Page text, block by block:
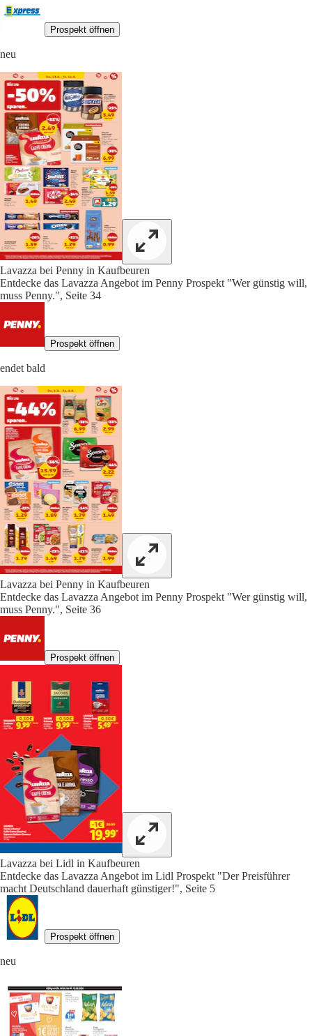
Prospekt öffnen
neu
Lavazza bei Penny in Kaufbeuren
Entdecke das Lavazza Angebot im Penny Prospekt "Wer günstig will,
muss Penny.", Seite 34
Prospekt öffnen
endet bald
Lavazza bei Penny in Kaufbeuren
Entdecke das Lavazza Angebot im Penny Prospekt "Wer günstig will,
muss Penny.", Seite 36
Prospekt öffnen
Lavazza bei Lidl in Kaufbeuren
Entdecke das Lavazza Angebot im Lidl Prospekt "Der Preisführer
macht Deutschland dauerhaft günstiger!", Seite 5
Prospekt öffnen
neu